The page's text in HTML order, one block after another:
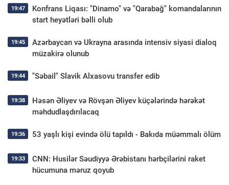
19:47
Konfrans Liqası: "Dinamo" və "Qarabağ" komandalarının
start heyətləri bəlli olub
19:45
Azərbaycan və Ukrayna arasında intensiv siyasi dialoq
müzakirə olunub
19:44 "Səbail" Slavik Alxasovu transfer edib
19:38
Həsən Əliyev və Rövşən Əliyev küçələrində hərəkət
məhdudlaşdırılacaq
19:36 53 yaşlı kişi evində ölü tapıldı - Bakıda müəmmalı ölüm
19:33
CNN: Husilər Səudiyyə Ərəbistanı hərbçilərini raket
hücumuna məruz qoyub